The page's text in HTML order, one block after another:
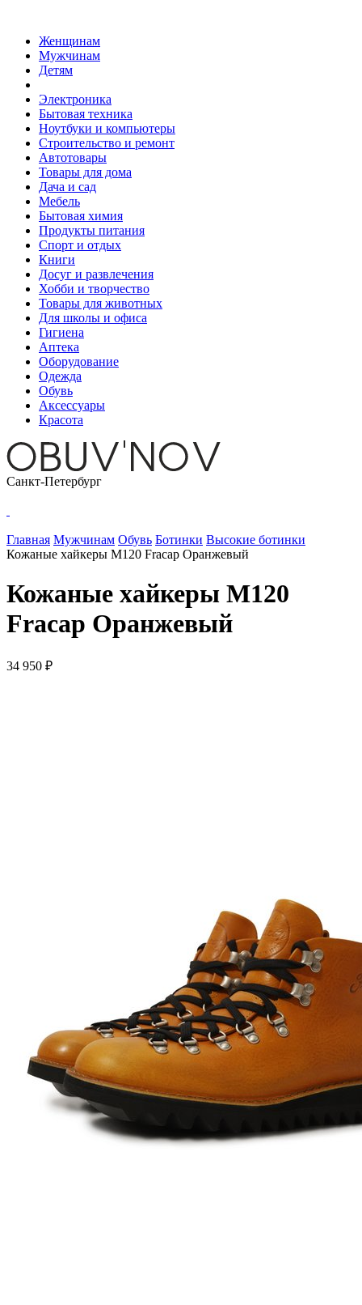
Женщинам
Мужчинам
Детям
Электроника
Бытовая техника
Ноутбуки и компьютеры
Строительство и ремонт
Автотовары
Товары для дома
Дача и сад
Мебель
Бытовая химия
Продукты питания
Спорт и отдых
Книги
Досуг и развлечения
Хобби и творчество
Товары для животных
Для школы и офиса
Гигиена
Аптека
Оборудование
Одежда
Обувь
Аксессуары
Красота
Санкт-Петербург
Главная Мужчинам Обувь Ботинки Высокие ботинки
Кожаные хайкеры M120 Fracap Оранжевый
Кожаные хайкеры M120
Fracap Оранжевый
34 950 ₽